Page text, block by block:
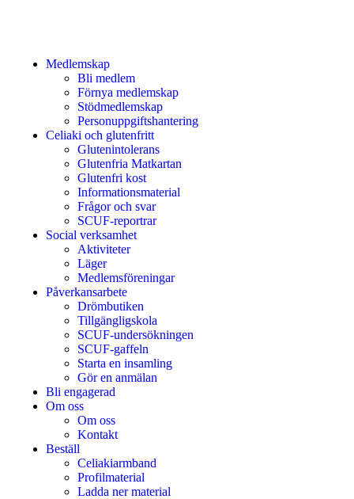
Medlemskap
Bli medlem
Förnya medlemskap
Stödmedlemskap
Personuppgiftshantering
Celiaki och glutenfritt
Glutenintolerans
Glutenfria Matkartan
Glutenfri kost
Informationsmaterial
Frågor och svar
SCUF-reportrar
Social verksamhet
Aktiviteter
Läger
Medlemsföreningar
Påverkansarbete
Drömbutiken
Tillgängligskola
SCUF-undersökningen
SCUF-gaffeln
Starta en insamling
Gör en anmälan
Bli engagerad
Om oss
Om oss
Kontakt
Beställ
Celiakiarmband
Profilmaterial
Ladda ner material